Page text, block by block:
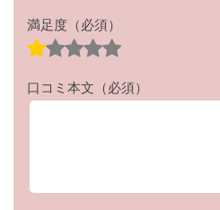
満足度 （必須）
口コミ本文 （必須）